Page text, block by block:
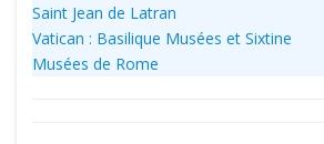
Saint Jean de Latran
Vatican : Basilique Musées et Sixtine
Musées de Rome